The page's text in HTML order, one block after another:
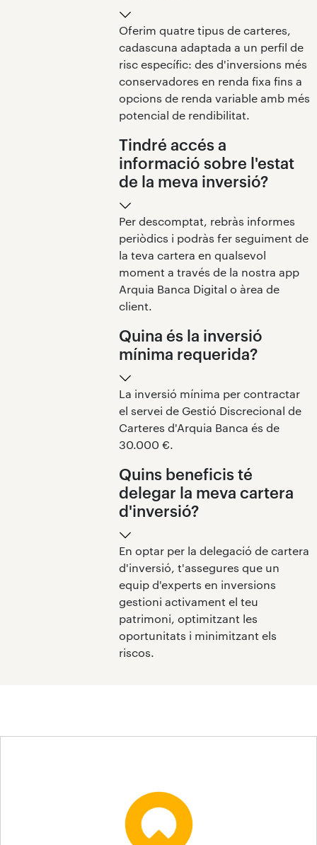
Oferim quatre tipus de carteres,
cadascuna adaptada a un perfil de
risc específic: des d'inversions més
conservadores en renda fixa fins a
opcions de renda variable amb més
potencial de rendibilitat.
Tindré accés a
informació sobre l'estat
de la meva inversió?
Per descomptat, rebràs informes
periòdics i podràs fer seguiment de
la teva cartera en qualsevol
moment a través de la nostra app
Arquia Banca Digital o àrea de
client.
Quina és la inversió
mínima requerida?
La inversió mínima per contractar
el servei de Gestió Discrecional de
Carteres d'Arquia Banca és de
30.000 €.
Quins beneficis té
delegar la meva cartera
d'inversió?
En optar per la delegació de cartera
d'inversió, t'assegures que un
equip d'experts en inversions
gestioni activament el teu
patrimoni, optimitzant les
oportunitats i minimitzant els
riscos.